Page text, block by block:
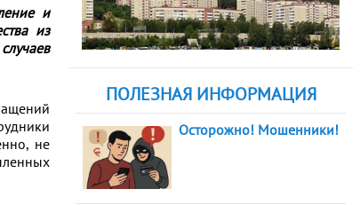
и
из
не
ПОЛЕЗНАЯ ИНФОРМАЦИЯ
Осторожно! Мошенники!